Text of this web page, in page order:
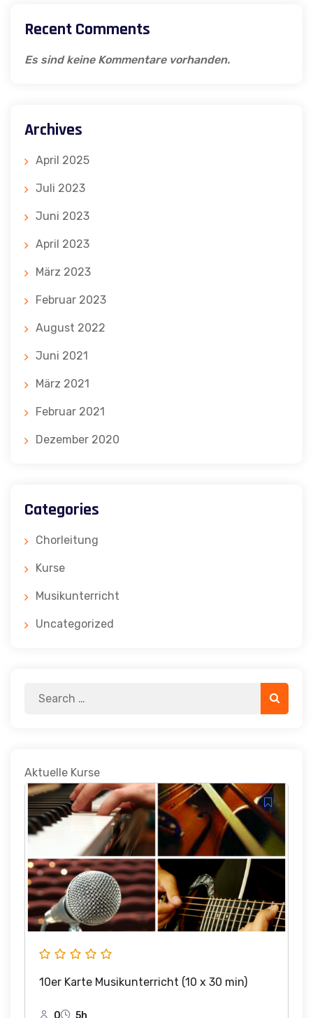
Recent Comments
Es sind keine Kommentare vorhanden.
Archives
April 2025
Juli 2023
Juni 2023
April 2023
März 2023
Februar 2023
August 2022
Juni 2021
März 2021
Februar 2021
Dezember 2020
Categories
Chorleitung
Kurse
Musikunterricht
Uncategorized
Search
Search
Aktuelle Kurse
10er Karte Musikunterricht (10 x 30 min)
0 5h